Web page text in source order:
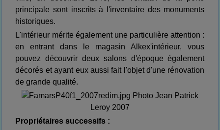
principale sont inscrits à l'inventaire des monuments
historiques.
L'intérieur mérite également une particulière attention :
en entrant dans le magasin Alkex'intérieur, vous
pouvez découvrir deux salons d'époque également
décorés et ayant eux aussi fait l'objet d'une rénovation
de grande qualité.
Photo Jean Patrick
Leroy 2007
Propriétaires successifs :